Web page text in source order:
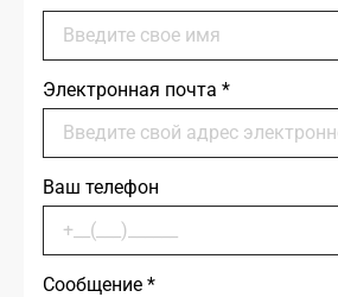
Электронная почта *
Ваш телефон
Сообщение *